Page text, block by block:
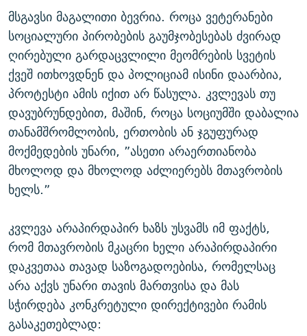
მსგავსი მაგალითი ბევრია. როცა ვეტერანები
სოციალური პირობების გაუმჯობესებას ძვირად
ღირებული გარდაცვლილი მეომრების სვეტის
ქვეშ ითხოვდნენ და პოლიციამ ისინი დაარბია,
პროტესტი ამის იქით არ წასულა. კვლევას თუ
დავუბრუნდებით, მაშინ, როცა სოციუმში დაბალია
თანამშრომლობის, ერთობის ან ჯგუფურად
მოქმედების უნარი, ”ასეთი არაერთიანობა
მხოლოდ და მხოლოდ აძლიერებს მთავრობის
ხელს.”
კვლევა არაპირდაპირ ხაზს უსვამს იმ ფაქტს,
რომ მთავრობის მკაცრი ხელი არაპირდაპირი
დაკვეთაა თავად საზოგადოებისა, რომელსაც
არა აქვს უნარი თავის მართვისა და მას
სჭირდება კონკრეტული დირექტივები რამის
გასაკეთებლად: